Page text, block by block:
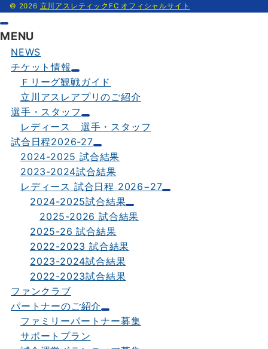
© 2026 立川アスレティックFC オフィシャルサイト
MENU
NEWS
チケット情報
Ｆリーグ観戦ガイド
立川アスレアプリのご紹介
選手・スタッフ
レディース 選手・スタッフ
試合日程2026-27
2024-2025 試合結果
2023-2024試合結果
レディース 試合日程 2026−27
2024-2025試合結果
2025-2026 試合結果
2025-26 試合結果
2022-2023 試合結果
2023-2024試合結果
2022-2023試合結果
ファンクラブ
パートナーのご紹介
ファミリーパートナー募集
サポートプラン